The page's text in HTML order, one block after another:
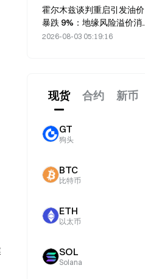
霍尔木兹谈判重启引发油价
暴跌 9%：地缘风险溢价消
退，还是市场短暂降温？
2026-08-03 05:19:16
现货 合约 新币
GT
狗头
BTC
比特币
ETH
以太币
SOL
Solana